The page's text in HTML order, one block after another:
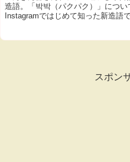
造語。「박박（パクパク）」につ
Instagramではじめて知った新造語
スポン